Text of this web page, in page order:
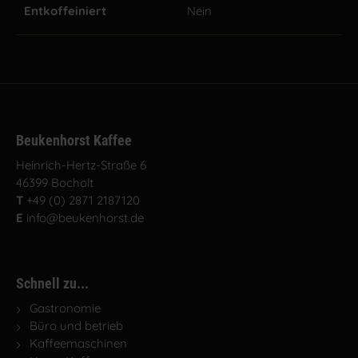
Entkoffeiniert Nein
Beukenhorst Kaffee
Heinrich-Hertz-Straße 6
46399 Bocholt
T +49 (0) 2871 2187120
E info@beukenhorst.de
Schnell zu...
Gastronomie
Büro und betrieb
Kaffeemaschinen